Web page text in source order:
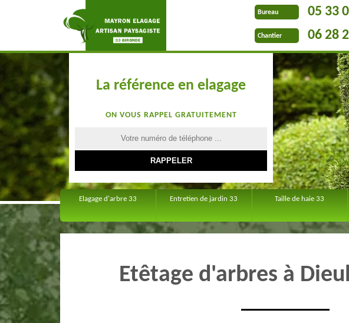
Bureau 05 33
Chantier 06 28
La référence en elagage
ON VOUS RAPPEL GRATUITEMENT
Elagage d'arbre 33 Entretien de jardin 33 Taille de haie 33
Etêtage d'arbres à